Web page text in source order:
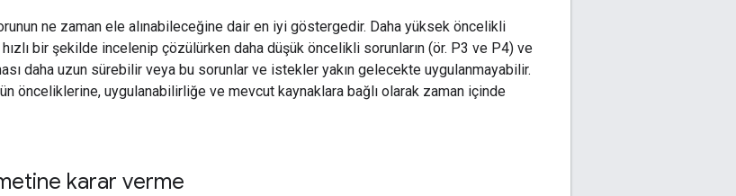
ne zaman ele alınabileceğine dair en iyi göstergedir. Daha yüksek öncelikli
bir şekilde incelenip çözülürken daha düşük öncelikli sorunların (ör. P3 ve P4) ve
daha uzun sürebilir veya bu sorunlar ve istekler yakın gelecekte uygulanmayabilir.
önceliklerine, uygulanabilirliğe ve mevcut kaynaklara bağlı olarak zaman içinde
karar verme